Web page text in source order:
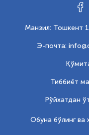
Манзил: Тошкент
Э-почта:
Тиббиёт
Рўйхатдан
Обуна бўлинг ва